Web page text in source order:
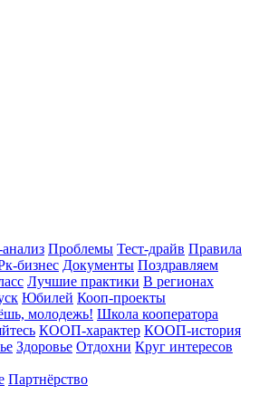
Проблемы Тест-драйв Правила
бизнес Документы Поздравляем
Лучшие практики В регионах
Юбилей Кооп-проекты
молодежь! Школа кооператора
КООП-характер КООП-история
Здоровье Отдохни Круг интересов
Партнёрство